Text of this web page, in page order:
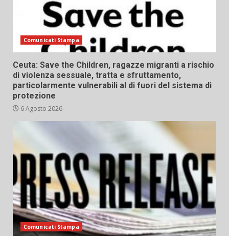
Comunicati Stampa
Ceuta: Save the Children, ragazze migranti a rischio
di violenza sessuale, tratta e sfruttamento,
particolarmente vulnerabili al di fuori del sistema di
protezione
6 Agosto 2026
Comunicati Stampa